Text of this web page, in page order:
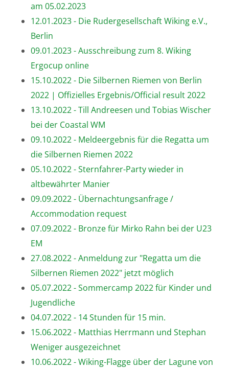
am 05.02.2023
12.01.2023 - Die Rudergesellschaft Wiking e.V.,
Berlin
09.01.2023 - Ausschreibung zum 8. Wiking
Ergocup online
15.10.2022 - Die Silbernen Riemen von Berlin
2022 | Offizielles Ergebnis/Official result 2022
13.10.2022 - Till Andreesen und Tobias Wischer
bei der Coastal WM
09.10.2022 - Meldeergebnis für die Regatta um
die Silbernen Riemen 2022
05.10.2022 - Sternfahrer-Party wieder in
altbewährter Manier
09.09.2022 - Übernachtungsanfrage /
Accommodation request
07.09.2022 - Bronze für Mirko Rahn bei der U23
EM
27.08.2022 - Anmeldung zur "Regatta um die
Silbernen Riemen 2022" jetzt möglich
05.07.2022 - Sommercamp 2022 für Kinder und
Jugendliche
04.07.2022 - 14 Stunden für 15 min.
15.06.2022 - Matthias Herrmann und Stephan
Weniger ausgezeichnet
10.06.2022 - Wiking-Flagge über der Lagune von